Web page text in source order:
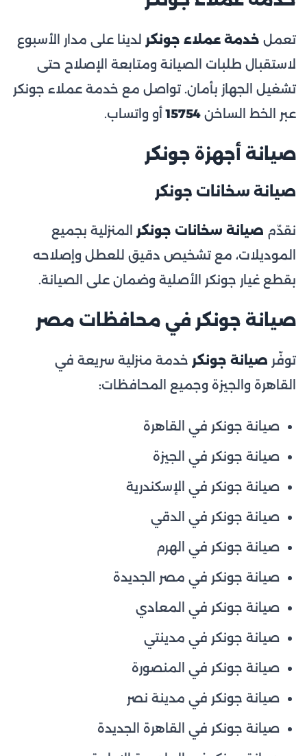
تعمل خدمة عملاء جونكر لدينا على مدار الأسبوع
لاستقبال طلبات الصيانة ومتابعة الإصلاح حتى
تشغيل الجهاز بأمان. تواصل مع خدمة عملاء جونكر
عبر الخط الساخن 15754أو واتساب.
صيانة أجهزة جونكر
صيانة سخانات جونكر
نقدّم صيانة سخانات جونكر المنزلية بجميع
الموديلات، مع تشخيص دقيق للعطل وإصلاحه
بقطع غيار جونكر الأصلية وضمان على الصيانة.
صيانة جونكر في محافظات مصر
توفّر صيانة جونكر خدمة منزلية سريعة في
القاهرة والجيزة وجميع المحافظات:
صيانة جونكر في القاهرة
صيانة جونكر في الجيزة
صيانة جونكر في الإسكندرية
صيانة جونكر في الدقي
صيانة جونكر في الهرم
صيانة جونكر في مصر الجديدة
صيانة جونكر في المعادي
صيانة جونكر في مدينتي
صيانة جونكر في المنصورة
صيانة جونكر في مدينة نصر
صيانة جونكر في القاهرة الجديدة